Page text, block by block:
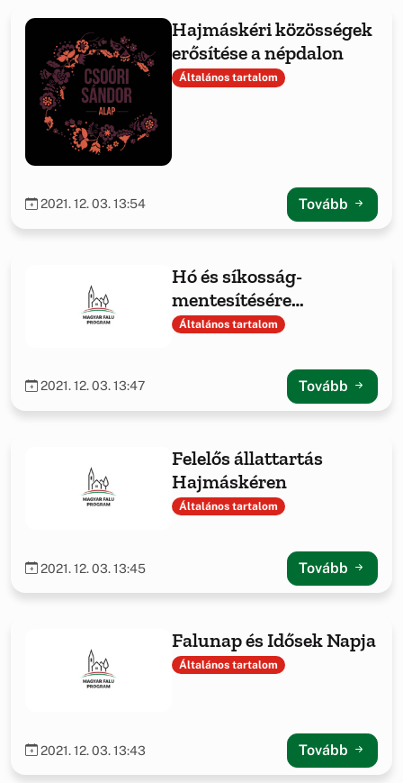
Hajmáskéri közösségek
erősítése a népdalon
Általános tartalom
2021. 12. 03. 13:54 Tovább
Hó és síkosság-
mentesítésére
szükséges eszközök
Általános tartalom
2021. 12. 03. 13:47 Tovább
Felelős állattartás
Hajmáskéren
Általános tartalom
2021. 12. 03. 13:45 Tovább
Falunap és Idősek Napja
Általános tartalom
2021. 12. 03. 13:43 Tovább